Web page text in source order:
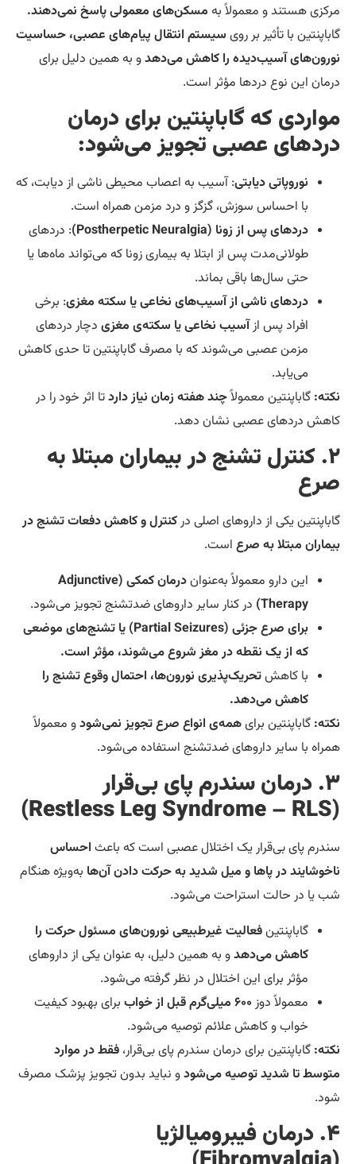
هستند و معمولاً بهمسکن‌های معمولی پاسخ نمی‌دهند.
با تأثیر بر رویسیستم انتقال پیام‌های عصبی، حساسیت
آسیب‌دیده را کاهش می‌دهدو به همین دلیل برای
این نوع دردها مؤثر است.
که گاباپنتین برای درمان
عصبی تجویز می‌شود:
نوروپاتی دیابتی: آسیب به اعصاب محیطی ناشی از دیابت، که
با احساس سوزش، گزگز و درد مزمن همراه است.
دردهای پس از زونا (Postherpetic Neuralgia)
: دردهای
طولانی‌مدت پس از ابتلا به بیماری زونا که می‌تواند ماه‌ها یا
حتی سال‌ها باقی بماند.
دردهای ناشی از آسیب‌های نخاعی یا سکته مغزی: برخی
افراد پس ازآسیب نخاعی یا سکته‌ی مغزیدچار دردهای
مزمن عصبی می‌شوند که با مصرف گاباپنتین تا حدی کاهش
می‌یابد.
گاباپنتین معمولاًچند هفته زمان نیاز داردتا اثر خود را در
دردهای عصبی نشان دهد.
۲. کنترل تشنج در بیماران مبتلا به
یکی از داروهای اصلی درکنترل و کاهش دفعات تشنج در
مبتلا به صرع است.
این دارو معمولاً به‌عنوان
درمان کمکی (Adjunctive
Therapy) در کنار سایر داروهای ضدتشنج تجویز می‌شود.
برای صرع جزئی (Partial Seizures) یا تشنج‌های موضعی
که از یک نقطه در مغز شروع می‌شوند، مؤثر است.
با کاهشتحریک‌پذیری نورون‌ها، احتمال وقوع تشنج را
کاهش می‌دهد.
گاباپنتین برای همه‌ی انواع صرع تجویز نمی‌شودو معمولاً
با سایر داروهای ضدتشنج استفاده می‌شود.
۳. درمان سندرم پای بی‌قرار
پای بی‌قرار یک اختلال عصبی است که باعثاحساس
در پاها و میل شدید به حرکت دادن آن‌هابه‌ویژه هنگام
یا در حالت استراحت می‌شود.
گاباپنتینفعالیت غیرطبیعی نورون‌های مسئول حرکت را
کاهش می‌دهدو به همین دلیل، به عنوان یکی از داروهای
مؤثر برای این اختلال در نظر گرفته می‌شود.
معمولاً دوز۶۰۰ میلی‌گرم قبل از خواب
برای بهبود کیفیت
خواب و کاهش علائم توصیه می‌شود.
گاباپنتین برای درمان سندرم پای بی‌قرار،فقط در موارد
تا شدید توصیه می‌شودو نباید بدون تجویز پزشک مصرف
۴. درمان فیبرومیالژیا